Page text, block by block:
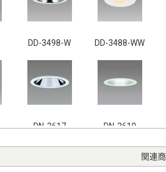
DD-3498-W DD-3488-WW
DN-3617 DN-3610
関連